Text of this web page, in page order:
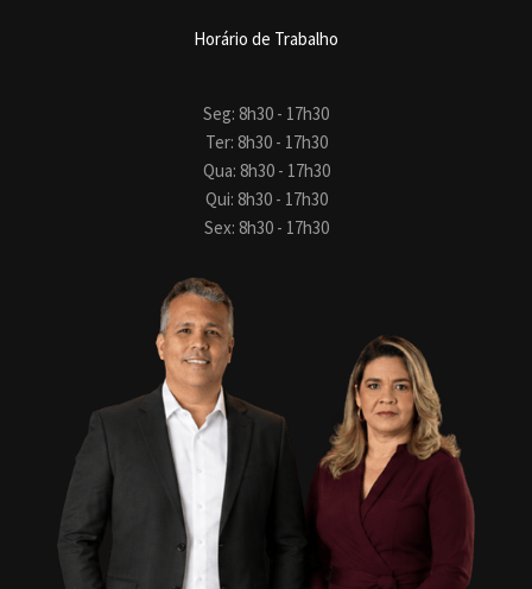
Horário de Trabalho
Seg: 8h30 - 17h30
Ter: 8h30 - 17h30
Qua: 8h30 - 17h30
Qui: 8h30 - 17h30
Sex: 8h30 - 17h30